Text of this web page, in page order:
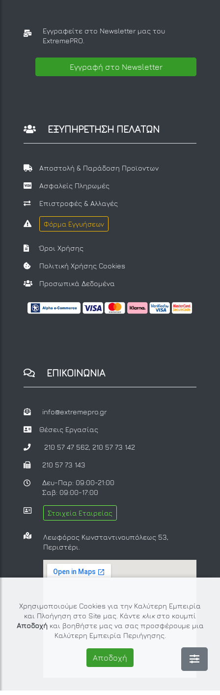
Χρησιμοποιούμε Cookies για την Καλύτερη Εμπειρία
και Πλοήγηση στο Site μας. Κάντε κλικ στο κουμπί
Αποδοχήκαι βοηθήστε μας να σας προσφέρουμε μια
Καλύτερη Εμπειρία Περιήγησης.
Αποδοχή
Εγγραφείτε στο Newsletter μας του
ExtremePRO.
Εγγραφή στο Newsletter
ΕΞΥΠΗΡΕΤΗΣΗ ΠΕΛΑΤΩΝ
Αποστολή & Παράδοση Προϊοντων
Ασφαλείς Πληρωμές
Επιστροφές & Αλλαγές
Φόρμα Εγγυήσεων
Όροι Χρήσης
Πολιτική Χρήσης Cookies
Προσωπικά Δεδομένα
ΕΠΙΚΟΙΝΩΝΙΑ
info@extremepro.gr
Θέσεις Εργασίας
210 57 47 562, 210 57 73 142
210 57 73 143
Δευ-Παρ: 09:00-21:00
Σαβ: 09:00-17:00
Στοιχεία Εταιρείας
Λεωφόρος Κωνσταντινουπόλεως 53,
Περιστέρι.